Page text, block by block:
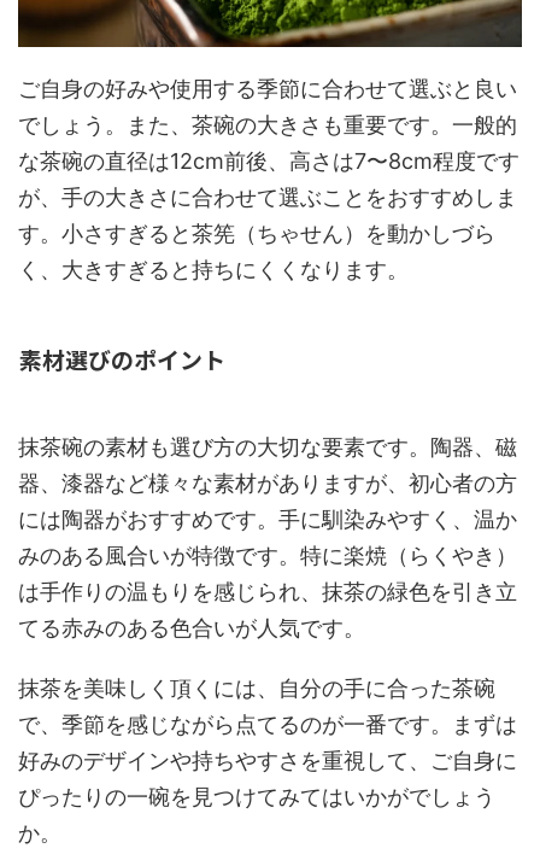
ご自身の好みや使用する季節に合わせて選ぶと良い
でしょう。また、茶碗の大きさも重要です。一般的
な茶碗の直径は12cm前後、高さは7〜8cm程度です
が、手の大きさに合わせて選ぶことをおすすめしま
す。小さすぎると茶筅（ちゃせん）を動かしづら
く、大きすぎると持ちにくくなります。
素材選びのポイント
抹茶碗の素材も選び方の大切な要素です。陶器、磁
器、漆器など様々な素材がありますが、初心者の方
には陶器がおすすめです。手に馴染みやすく、温か
みのある風合いが特徴です。特に楽焼（らくやき）
は手作りの温もりを感じられ、抹茶の緑色を引き立
てる赤みのある色合いが人気です。
抹茶を美味しく頂くには、自分の手に合った茶碗
で、季節を感じながら点てるのが一番です。まずは
好みのデザインや持ちやすさを重視して、ご自身に
ぴったりの一碗を見つけてみてはいかがでしょう
か。